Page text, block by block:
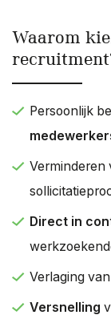
Waarom
Persoonlijk
Verminderen
Direct in
Verlaging van
Versnelling